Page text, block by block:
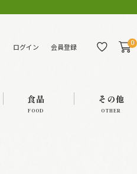
ログイン 会員登録 0
食品
FOOD
その他
OTHER